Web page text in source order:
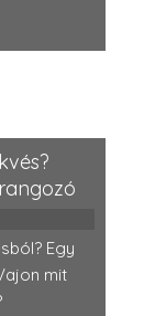
Egy
mit